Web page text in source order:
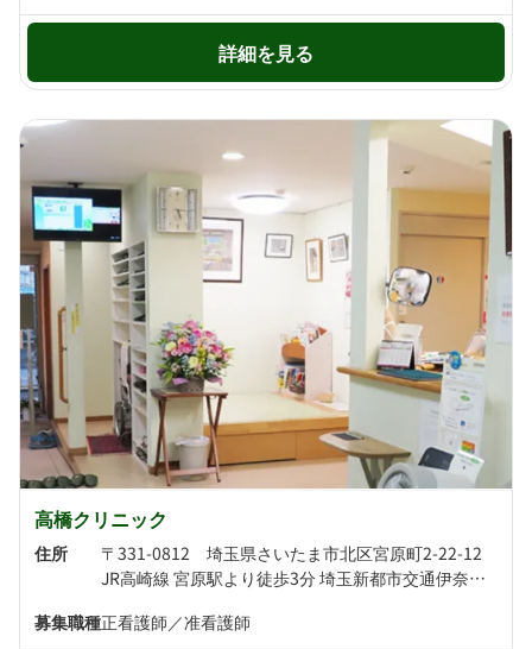
詳細を見る
高橋クリニック
住所
〒331-0812 埼玉県さいたま市北区宮原町2-22-12
JR高崎線 宮原駅より徒歩3分 埼玉新都市交通伊奈線 東宮原駅より徒歩8分
募集職種正看護師／准看護師